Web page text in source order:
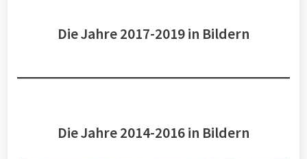
Die Jahre 2017-2019 in Bildern
Die Jahre 2014-2016 in Bildern